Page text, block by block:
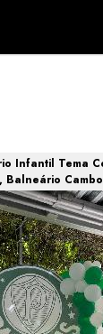
Infantil Tema
Balneário